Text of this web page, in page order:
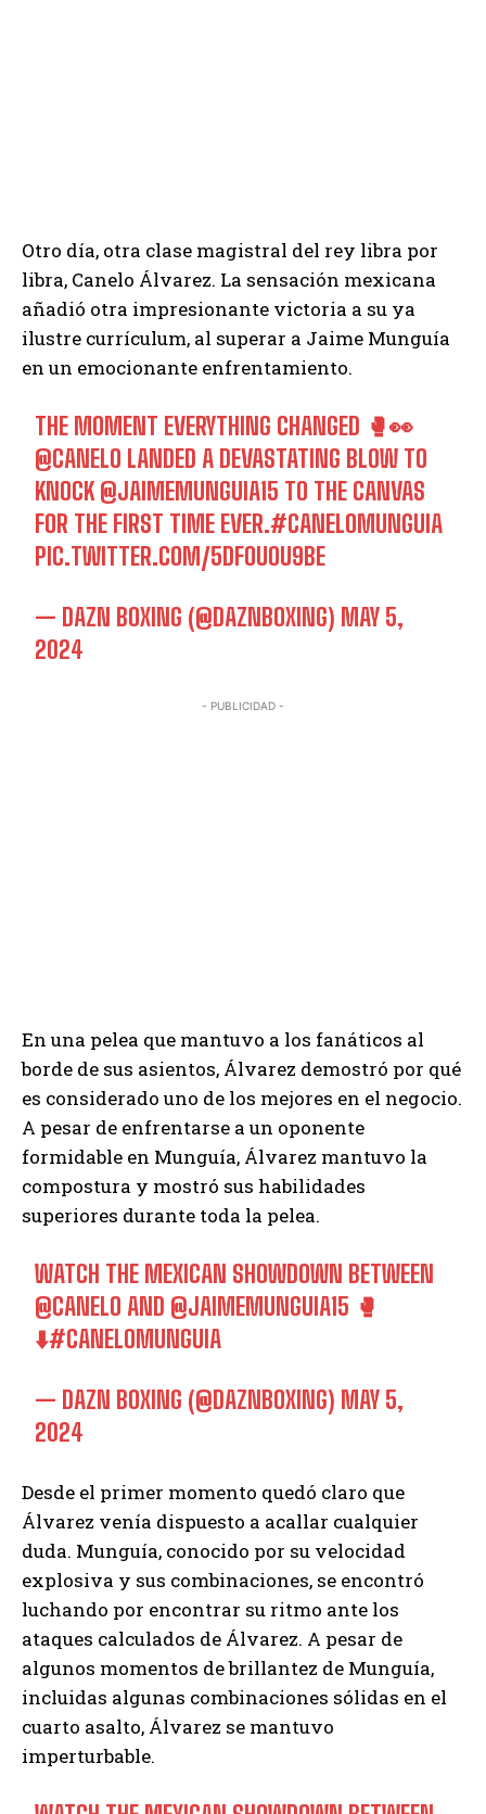
Otro día, otra clase magistral del rey libra por
libra, Canelo Álvarez. La sensación mexicana
añadió otra impresionante victoria a su ya
ilustre currículum, al superar a Jaime Munguía
en un emocionante enfrentamiento.
THE MOMENT EVERYTHING CHANGED 🥊👀
@CANELO LANDED A DEVASTATING BLOW TO
KNOCK @JAIMEMUNGUIA15 TO THE CANVAS
FOR THE FIRST TIME EVER.#CANELOMUNGUIA
PIC.TWITTER.COM/5DFOUOU9BE
— DAZN BOXING (@DAZNBOXING) MAY 5,
2024
- PUBLICIDAD -
En una pelea que mantuvo a los fanáticos al
borde de sus asientos, Álvarez demostró por qué
es considerado uno de los mejores en el negocio.
A pesar de enfrentarse a un oponente
formidable en Munguía, Álvarez mantuvo la
compostura y mostró sus habilidades
superiores durante toda la pelea.
WATCH THE MEXICAN SHOWDOWN BETWEEN
@CANELO AND @JAIMEMUNGUIA15 🥊
⬇️#CANELOMUNGUIA
— DAZN BOXING (@DAZNBOXING) MAY 5,
2024
Desde el primer momento quedó claro que
Álvarez venía dispuesto a acallar cualquier
duda. Munguía, conocido por su velocidad
explosiva y sus combinaciones, se encontró
luchando por encontrar su ritmo ante los
ataques calculados de Álvarez. A pesar de
algunos momentos de brillantez de Munguía,
incluidas algunas combinaciones sólidas en el
cuarto asalto, Álvarez se mantuvo
imperturbable.